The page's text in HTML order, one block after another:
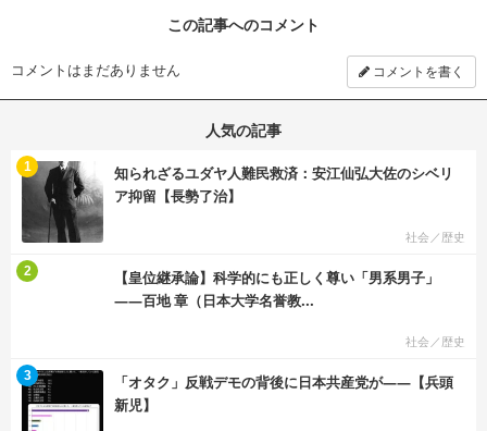
この記事へのコメント
コメントはまだありません コメントを書く
人気の記事
知られざるユダヤ人難民救済：安江仙弘大佐のシベリ
ア抑留【長勢了治】
社会／歴史
1
【皇位継承論】科学的にも正しく尊い「男系男子」
――百地 章（日本大学名誉教...
社会／歴史
2
「オタク」反戦デモの背後に日本共産党が――【兵頭
新児】
3